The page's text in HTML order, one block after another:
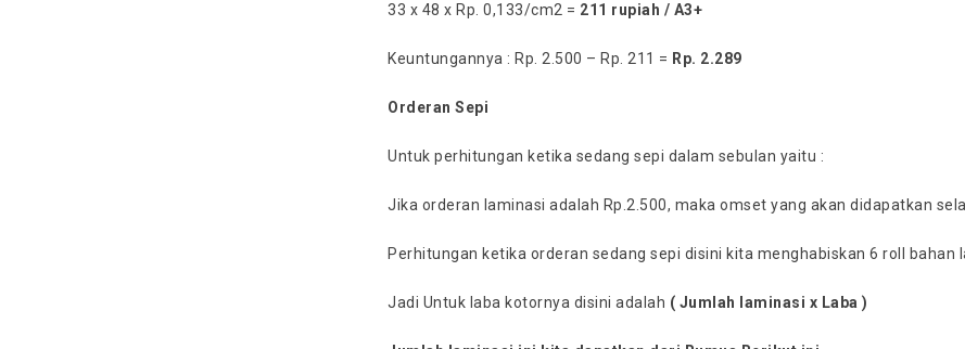
33 x 48 x Rp. 0,133/cm2 = 211 rupiah / A3+
Keuntungannya : Rp. 2.500 – Rp. 211 = Rp. 2.289
Orderan Sepi
Untuk perhitungan ketika sedang sepi dalam sebulan yaitu :
Jika orderan laminasi adalah Rp.2.500, maka omset yang akan didapatkan
Perhitungan ketika orderan sedang sepi disini kita menghabiskan 6 roll bahan
Jadi Untuk laba kotornya disini adalah ( Jumlah laminasi x Laba )